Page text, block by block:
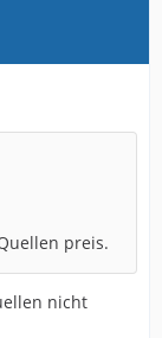
preis.
nicht